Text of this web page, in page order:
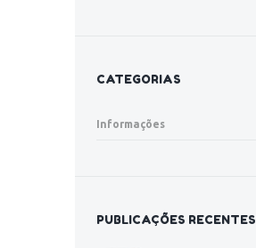
CATEGORIAS
Informações
PUBLICAÇÕES RECENTES